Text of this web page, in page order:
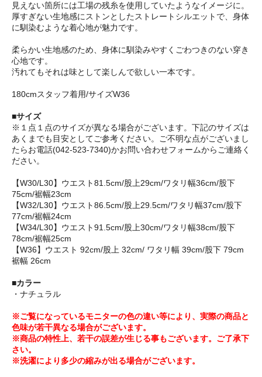
見えない箇所には工場の残糸を使用していたようなイメージに。
厚すぎない生地感にストンとしたストレートシルエットで、身体
に馴染むような着心地が魅力です。
柔らかい生地感のため、身体に馴染みやすくごわつきのない穿き
心地です。
汚れてもそれは味として楽しんで欲しい一本です。
180cmスタッフ着用/サイズW36
■サイズ
※１点１点のサイズが異なる場合がございます。下記のサイズは
あくまでも目安としてご参考ください。ご不明な点がございまし
たらお電話(042-523-7340)かお問い合わせフォームからご連絡く
ださい。
【W30/L30】ウエスト81.5cm/股上29cm/ワタリ幅36cm/股下
75cm/裾幅23cm
【W32/L30】ウエスト86.5cm/股上29.5cm/ワタリ幅37cm/股下
77cm/裾幅24cm
【W34/L30】ウエスト91.5cm/股上30cm/ワタリ幅38cm/股下
78cm/裾幅25cm
【W36】ウエスト 92cm/股上 32cm/ ワタリ幅 39cm/股下 79cm
裾幅 26cm
■カラー
・ナチュラル
※ご覧になっているモニターの色の違い等により、実際の商品と
色味が若干異なる場合がございます。
※商品の特性上、若干の誤差が生じる事もございます。ご了承下
さい。
※洗濯により多少の縮みが出る場合がございます。